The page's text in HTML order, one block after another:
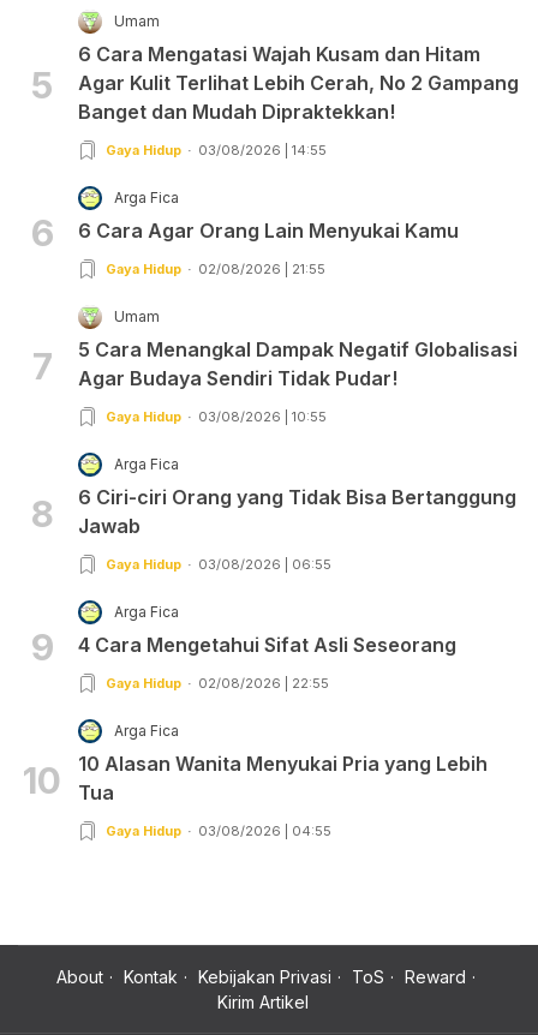
5
Umam
6 Cara Mengatasi Wajah Kusam dan Hitam
Agar Kulit Terlihat Lebih Cerah, No 2 Gampang
Banget dan Mudah Dipraktekkan!
Gaya Hidup 03/08/2026 | 14:55
6
Arga Fica
6 Cara Agar Orang Lain Menyukai Kamu
Gaya Hidup 02/08/2026 | 21:55
7
Umam
5 Cara Menangkal Dampak Negatif Globalisasi
Agar Budaya Sendiri Tidak Pudar!
Gaya Hidup 03/08/2026 | 10:55
8
Arga Fica
6 Ciri-ciri Orang yang Tidak Bisa Bertanggung
Jawab
Gaya Hidup 03/08/2026 | 06:55
9
Arga Fica
4 Cara Mengetahui Sifat Asli Seseorang
Gaya Hidup 02/08/2026 | 22:55
10
Arga Fica
10 Alasan Wanita Menyukai Pria yang Lebih
Tua
Gaya Hidup 03/08/2026 | 04:55
About Kontak Kebijakan Privasi ToS
Reward
Kirim Artikel